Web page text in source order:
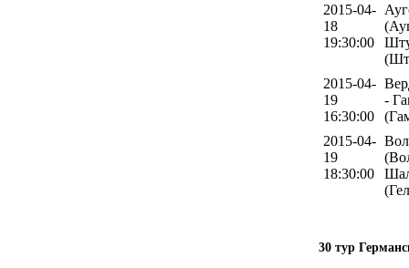
2015-04-
18
19:30:00
2015-04-
19
16:30:00
-
2015-04-
19
18:30:00
30 тур